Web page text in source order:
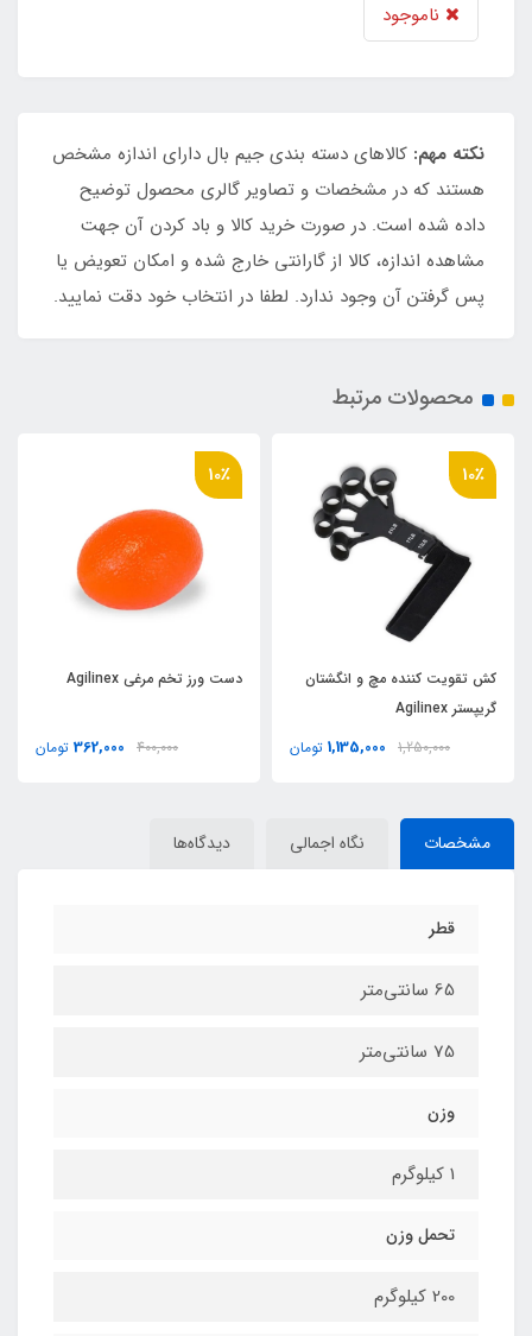
ناموجود
نکته مهم: کالاهای دسته بندی جیم بال دارای اندازه مشخص
هستند که در مشخصات و تصاویر گالری محصول توضیح
داده شده است. در صورت خرید کالا و باد کردن آن جهت
مشاهده اندازه، کالا از گارانتی خارج شده و امکان تعویض یا
پس گرفتن آن وجود ندارد. لطفا در انتخاب خود دقت نمایید.
محصولات مرتبط
کش تقویت کننده مچ و انگشتان
گریپستر Agilinex
1,250,000
10٪
1,135,000 تومان
دست ورز تخم مرغی Agilinex
400,000
10٪
362,000 تومان
مشخصات نگاه اجمالی دیدگاه‌ها
قطر
65 سانتی‌متر
75 سانتی‌متر
وزن
1 کیلوگرم
تحمل وزن
200 کیلوگرم